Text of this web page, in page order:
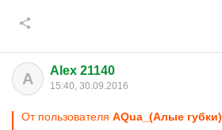
A Alex 21140
15:40, 30.09.2016
От пользователя AQua_(Алые губки)